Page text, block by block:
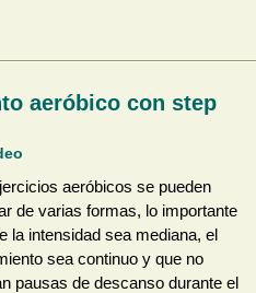
aeróbico con step
aeróbicos se pueden
de varias formas, lo importante
la intensidad sea mediana, el
sea continuo y que no
pausas de descanso durante el